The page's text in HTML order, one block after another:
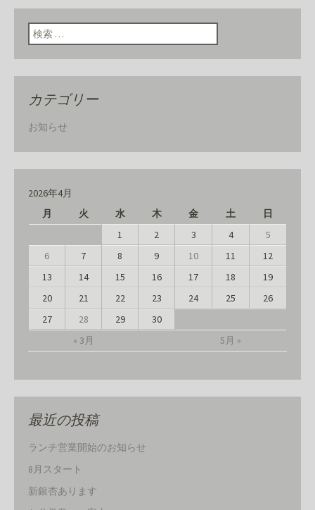
ン
検索:
カテゴリー
お知らせ
2026年4月
月
火 水 木 金 土 日
« 3月 5月 »
1 2 3 4
5
6
7 8 9 10 11
12
13
14 15 16 17 18
19
20
21 22 23 24 25
26
27
28 29 30
最近の投稿
ランチ営業開始のお知らせ
8月スタート
新銀杏あります